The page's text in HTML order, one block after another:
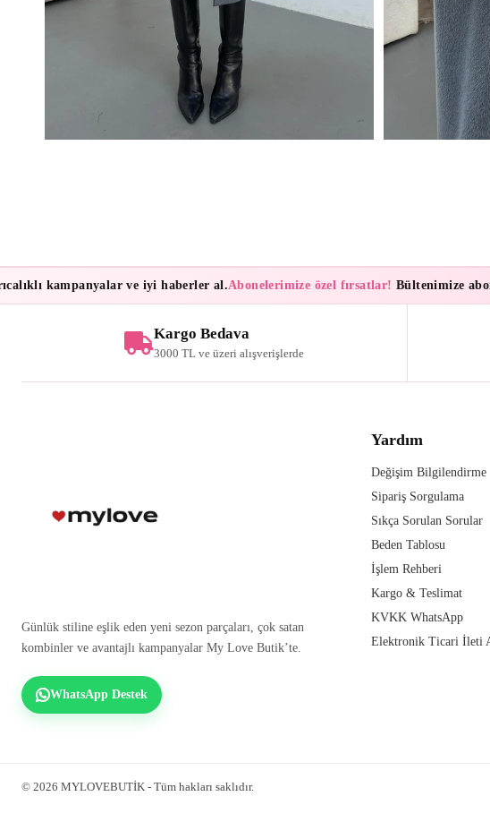
kampanyalar ve iyi haberler al.Abonelerimize özel fırsatlar!Bültenimize abone
Kargo Bedava
3000 TL ve üzeri alışverişlerde
Günlük stiline eşlik eden yeni sezon parçaları, çok satan
kombinler ve avantajlı kampanyalar My Love Butik’te.
WhatsApp Destek
Yardım
Değişim Bilgilendirme
Sipariş Sorgulama
Sıkça Sorulan Sorular
Beden Tablosu
İşlem Rehberi
Kargo & Teslimat
KVKK WhatsApp
Elektronik Ticari İleti
© 2026 MYLOVEBUTİK - Tüm hakları saklıdır.